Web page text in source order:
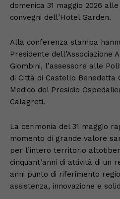
domenica 31 maggio 2026
convegni dell’Hotel Garden.
Alla conferenza stampa
Presidente dell’Associazione
Giombini, l’assessore alle
di Città di Castello Benedetta
Medico del Presidio
Calagreti.
La cerimonia del 31 maggio
momento di grande valore
per l’intero territorio
cinquant’anni di attività di un
anni punto di riferimento
assistenza, innovazione e